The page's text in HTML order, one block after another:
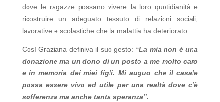
dove le ragazze possano vivere la loro quotidianità e
ricostruire un adeguato tessuto di relazioni sociali,
lavorative e scolastiche che la malattia ha deteriorato.
Così Graziana definiva il suo gesto: “La mia non è una
donazione ma un dono di un posto a me molto caro
e in memoria dei miei figli. Mi auguo che il casale
possa essere vivo ed utile per una realtà dove c’è
sofferenza ma anche tanta speranza”.